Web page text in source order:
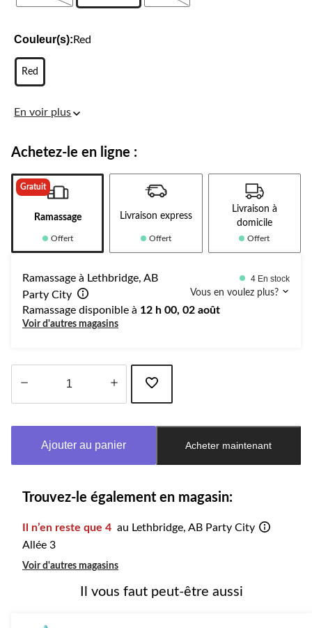
Couleur(s): Red
Red
En voir plus
Achetez-le en ligne :
Gratuit
Ramassage
Offert
Livraison express
Offert
Livraison à
domicile
Offert
Ramassage à Lethbridge, AB
Party City
4 En stock
Vous en voulez plus?
Ramassage disponible à 12 h 00, 02 août
Voir d'autres magasins
à
Ajouter au panier Acheter maintenant
Trouvez-le également en magasin:
Il n’en reste que 4 au Lethbridge, AB Party City
Allée 3
Voir d'autres magasins
Il vous faut peut-être aussi